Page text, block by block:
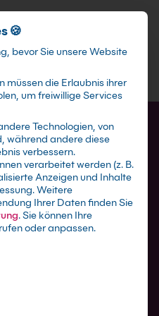
Schnellzugriff
Training,
sowie
oder Inhouse-
🍪
bevor Sie unsere Website
müssen die Erlaubnis ihrer
um freiwillige Services
Technologien, von
während andere diese
verbessern.
verarbeitet werden (z. B.
Anzeigen und Inhalte
Weitere
Ihrer Daten finden Sie
.Sie können Ihre
oder anpassen.
Gruppen, für die eine